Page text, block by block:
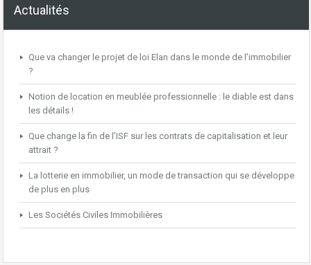
Actualités
Que va changer le projet de loi Elan dans le monde de l’immobilier
?
Notion de location en meublée professionnelle : le diable est dans
les détails !
Que change la fin de l’ISF sur les contrats de capitalisation et leur
attrait ?
La lotterie en immobilier, un mode de transaction qui se développe
de plus en plus
Les Sociétés Civiles Immobilières